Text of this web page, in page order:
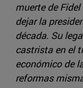
muerte de
dejar la
década. Su
castrista en el
económico de
reformas